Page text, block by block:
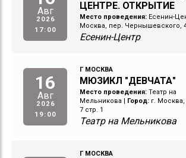
Авг
2026
17:00
ЦЕНТРЕ. ОТКРЫТИЕ
Место проведения: Есенин-
Москва, пер. Чернышевского,
Есенин-Центр
16
Авг
2026
19:00
Г МОСКВА
МЮЗИКЛ "ДЕВЧАТА"
Место проведения: Театр на
Мельникова | Город: г.
7 стр. 1
Театр на Мельникова
Г МОСКВА